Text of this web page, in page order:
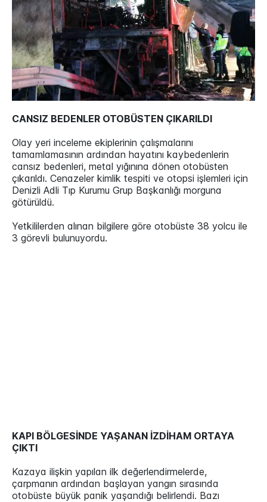
CANSIZ BEDENLER OTOBÜSTEN ÇIKARILDI
Olay yeri inceleme ekiplerinin çalışmalarını
tamamlamasının ardından hayatını kaybedenlerin
cansız bedenleri, metal yığınına dönen otobüsten
çıkarıldı. Cenazeler kimlik tespiti ve otopsi işlemleri için
Denizli Adli Tıp Kurumu Grup Başkanlığı morguna
götürüldü.
Yetkililerden alınan bilgilere göre otobüste 38 yolcu ile
3 görevli bulunuyordu.
KAPI BÖLGESİNDE YAŞANAN İZDİHAM ORTAYA
ÇIKTI
Kazaya ilişkin yapılan ilk değerlendirmelerde,
çarpmanın ardından başlayan yangın sırasında
otobüste büyük panik yaşandığı belirlendi. Bazı